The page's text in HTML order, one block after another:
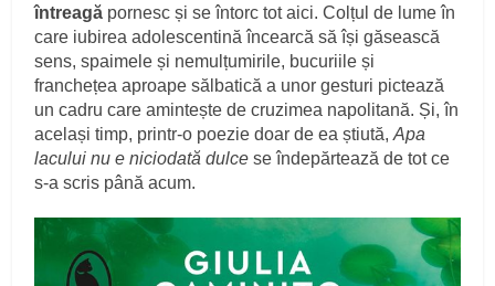
întreagă pornesc și se întorc tot aici. Colțul de lume în
care iubirea adolescentină încearcă să își găsească
sens, spaimele și nemulțumirile, bucuriile și
franchețea aproape sălbatică a unor gesturi pictează
un cadru care amintește de cruzimea napolitană. Și, în
același timp, printr-o poezie doar de ea știută,Apa
lacului nu e niciodată dulce se îndepărtează de tot ce
s-a scris până acum.